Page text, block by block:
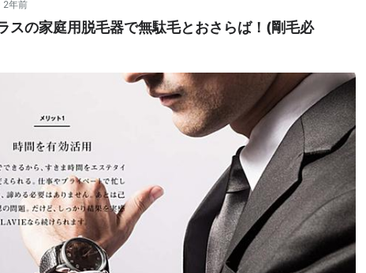
2年前
スの家庭用脱毛器で無駄毛とおさらば！(剛毛必